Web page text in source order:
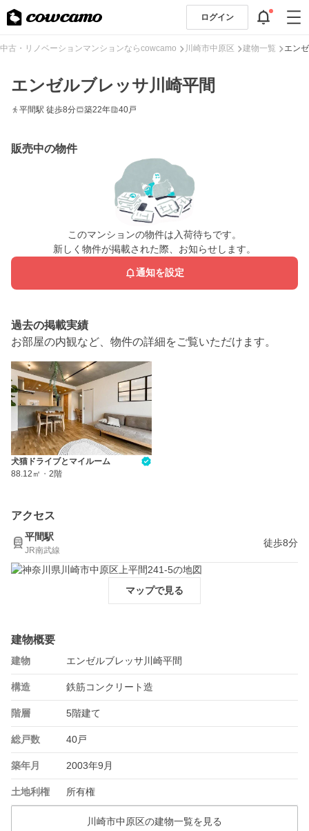
ログイン
中古・リノベーションマンションならcowcamo 川崎市中原区 建物一覧 エン
エンゼルブレッサ川崎平間
平間駅 徒歩8分 築22年 40戸
販売中の物件
このマンションの物件は入荷待ちです。
新しく物件が掲載された際、お知らせします。
通知を設定
過去の掲載実績
お部屋の内観など、物件の詳細をご覧いただけます。
犬猫ドライブとマイルーム
88.12㎡ ・ 2階
アクセス
平間駅
JR南武線
徒歩8分
マップで見る
建物概要
建物 エンゼルブレッサ川崎平間
構造 鉄筋コンクリート造
階層 5階建て
総戸数 40戸
築年月 2003年9月
土地利権 所有権
川崎市中原区の建物一覧を見る